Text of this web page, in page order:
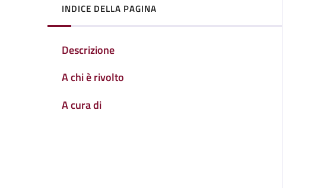
INDICE DELLA PAGINA
Descrizione
A chi è rivolto
A cura di